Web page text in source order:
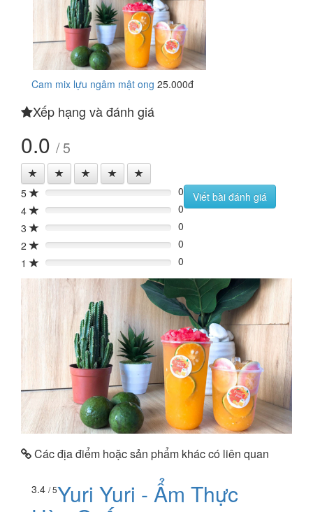
Cam mix lựu ngâm mật ong 25.000đ
Xếp hạng và đánh giá
0.0 / 5
5 0%
0
4
0%
0
3
0%
0
2
0%
0
1
0% 0
Viết bài đánh giá
Các địa điểm hoặc sản phẩm khác có liên quan
3.4 / 5Yuri Yuri - Ẩm Thực